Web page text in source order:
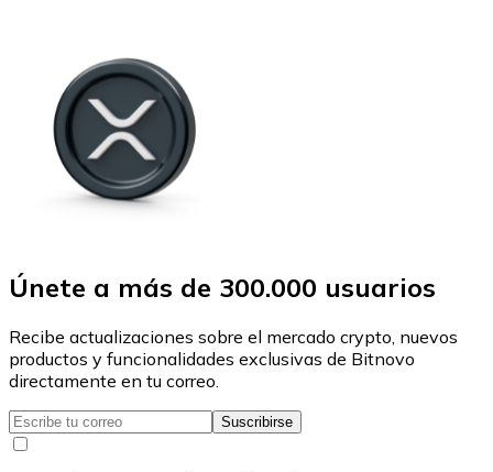
Únete a más de 300.000 usuarios
Recibe actualizaciones sobre el mercado crypto, nuevos
productos y funcionalidades exclusivas de Bitnovo
directamente en tu correo.
Suscribirse